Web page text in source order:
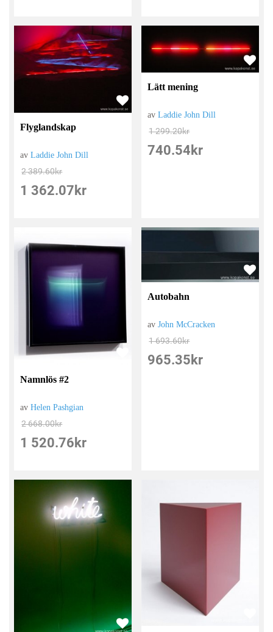
Flyglandskap
avLaddie John Dill
2 389.60kr
1 362.07 kr
Lätt mening
avLaddie John Dill
1 299.20kr
740.54 kr
Namnlös #2
avHelen Pashgian
2 668.00kr
1 520.76 kr
Autobahn
avJohn McCracken
1 693.60kr
965.35 kr